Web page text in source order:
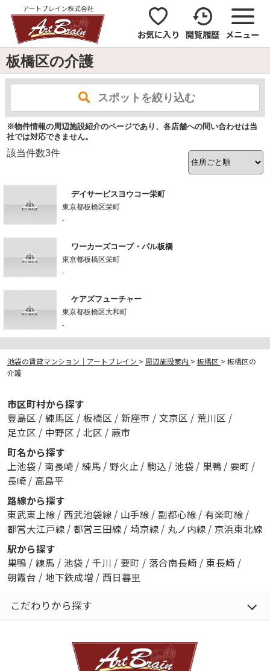
お気に入り 閲覧履歴 メニュー
板橋区の介護
スポットを絞り込む
※物件情報の周辺施設紹介のページであり、各店舗への問い合わせは当
社では対応できません。
該当件数3件
デイサービスヨウコー栄町
東京都板橋区栄町
-
ワーカーズコープ・パル板橋
東京都板橋区栄町
-
ケアズフューチャー
東京都板橋区大和町
-
池袋の賃貸マンション｜アートブレイン > 周辺施設案内 > 板橋区 > 板橋区の
介護
市区町村から探す
豊島区 / 練馬区 / 板橋区 / 新座市 / 文京区 / 荒川区 /
足立区 / 中野区 / 北区 / 蕨市
町名から探す
上池袋 / 南長崎 / 練馬 / 野火止 / 駒込 / 池袋 / 巣鴨 / 要町 /
長崎 / 高島平
路線から探す
東武東上線 / 西武池袋線 / 山手線 / 副都心線 / 有楽町線 /
都営大江戸線 / 都営三田線 / 埼京線 / 丸ノ内線 / 京浜東北線
駅から探す
巣鴨 / 練馬 / 池袋 / 千川 / 要町 / 落合南長崎 / 東長崎 /
朝霞台 / 地下鉄成増 / 西日暮里
こだわりから探す